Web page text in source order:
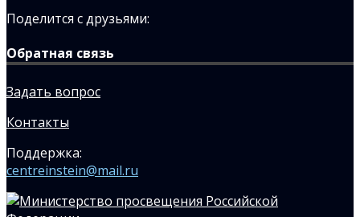
Поделится с друзьями:
Обратная связь
Задать вопрос
Контакты
Поддержка:
centreinstein@mail.ru